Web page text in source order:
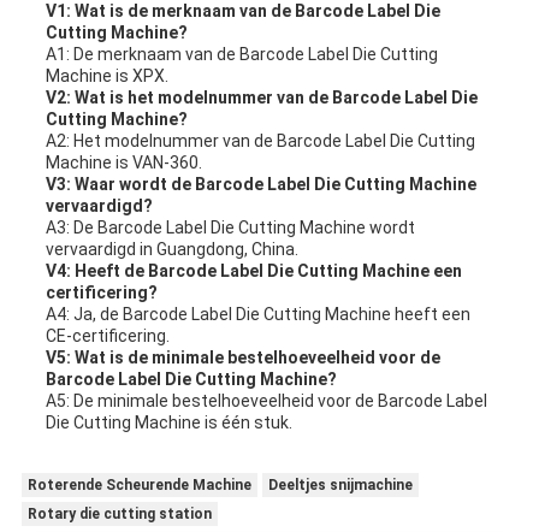
V1: Wat is de merknaam van de Barcode Label Die
Cutting Machine?
A1: De merknaam van de Barcode Label Die Cutting
Machine is XPX.
V2: Wat is het modelnummer van de Barcode Label Die
Cutting Machine?
A2: Het modelnummer van de Barcode Label Die Cutting
Machine is VAN-360.
V3: Waar wordt de Barcode Label Die Cutting Machine
vervaardigd?
A3: De Barcode Label Die Cutting Machine wordt
vervaardigd in Guangdong, China.
V4: Heeft de Barcode Label Die Cutting Machine een
certificering?
A4: Ja, de Barcode Label Die Cutting Machine heeft een
CE-certificering.
V5: Wat is de minimale bestelhoeveelheid voor de
Barcode Label Die Cutting Machine?
A5: De minimale bestelhoeveelheid voor de Barcode Label
Die Cutting Machine is één stuk.
Roterende Scheurende Machine
Deeltjes snijmachine
Rotary die cutting station